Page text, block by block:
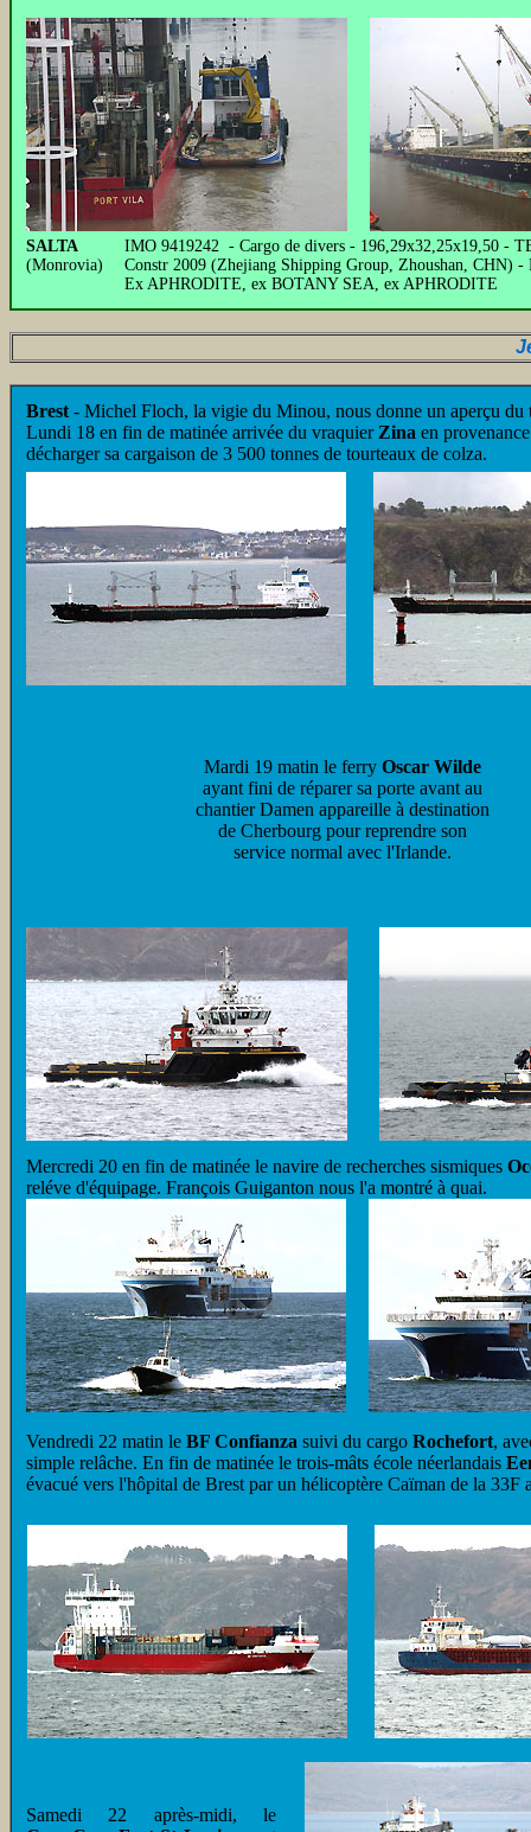
SALTA
(Monrovia)
IMO 9419242 - Cargo de divers - 196,29x32,25x19,50 -
Constr 2009 (Zhejiang Shipping Group, Zhoushan, CHN)
Ex APHRODITE, ex BOTANY SEA, ex APHRODITE
Brest - Michel Floch, la vigie du Minou, nous donne un aperçu du
Lundi 18 en fin de matinée arrivée du vraquier Zina en
décharger sa cargaison de 3 500 tonnes de tourteaux de colza.
Mardi 19 matin le ferry Oscar Wilde
ayant fini de réparer sa porte avant au
chantier Damen appareille à destination
de Cherbourg pour reprendre son
service normal avec l'Irlande.
Mercredi 20 en fin de matinée le navire de recherches sismiques
reléve d'équipage. François Guiganton nous l'a montré à quai.
Vendredi 22 matin le BF Confianza suivi du cargo Rochefort,
simple relâche. En fin de matinée le trois-mâts école néerlandais
évacué vers l'hôpital de Brest par un hélicoptère Caïman de la 33F
Samedi 22 après-midi, le